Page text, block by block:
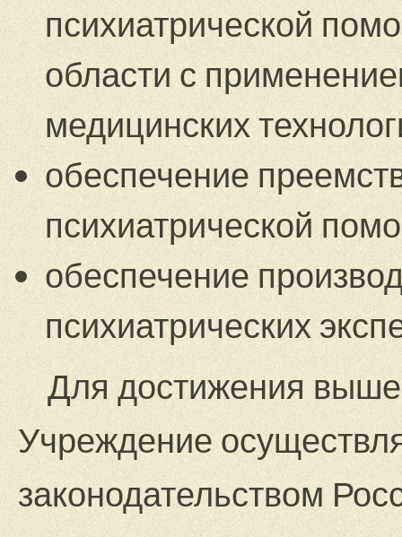
психиатрической
области с
медицинских
обеспечение
психиатрической
обеспечение
психиатрических
Для достижения
Учреждение
законодательством